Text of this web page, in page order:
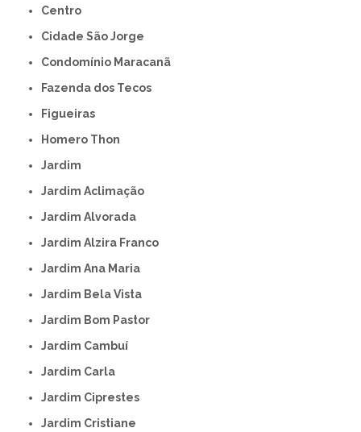
Centro
Cidade São Jorge
Condomínio Maracanã
Fazenda dos Tecos
Figueiras
Homero Thon
Jardim
Jardim Aclimação
Jardim Alvorada
Jardim Alzira Franco
Jardim Ana Maria
Jardim Bela Vista
Jardim Bom Pastor
Jardim Cambuí
Jardim Carla
Jardim Ciprestes
Jardim Cristiane